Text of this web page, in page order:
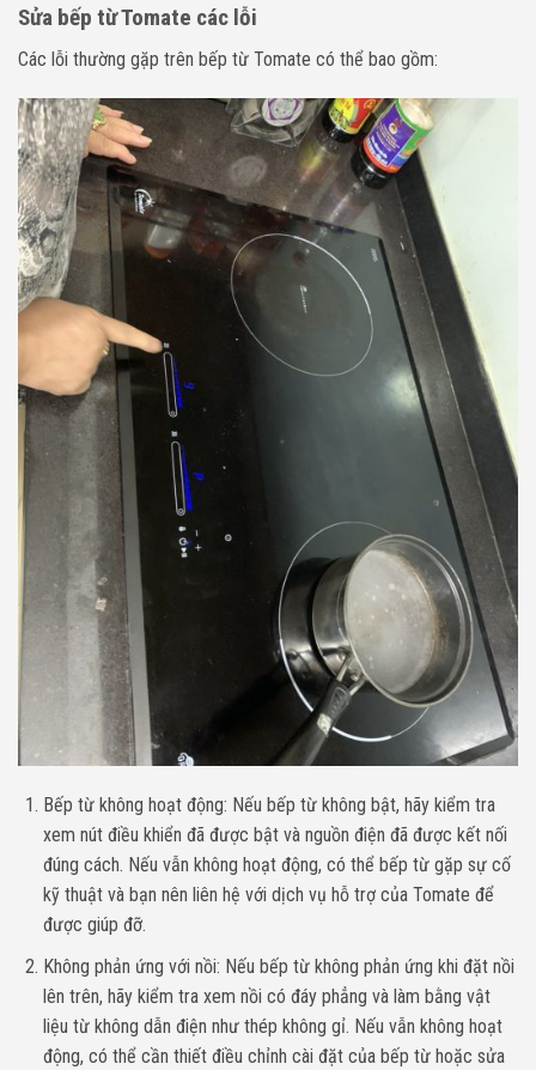
Sửa bếp từ Tomate các lỗi
Các lỗi thường gặp trên bếp từ Tomate có thể bao gồm:
Bếp từ không hoạt động: Nếu bếp từ không bật, hãy kiểm tra
xem nút điều khiển đã được bật và nguồn điện đã được kết nối
đúng cách. Nếu vẫn không hoạt động, có thể bếp từ gặp sự cố
kỹ thuật và bạn nên liên hệ với dịch vụ hỗ trợ của Tomate để
được giúp đỡ.
Không phản ứng với nồi: Nếu bếp từ không phản ứng khi đặt nồi
lên trên, hãy kiểm tra xem nồi có đáy phẳng và làm bằng vật
liệu từ không dẫn điện như thép không gỉ. Nếu vẫn không hoạt
động, có thể cần thiết điều chỉnh cài đặt của bếp từ hoặc sửa